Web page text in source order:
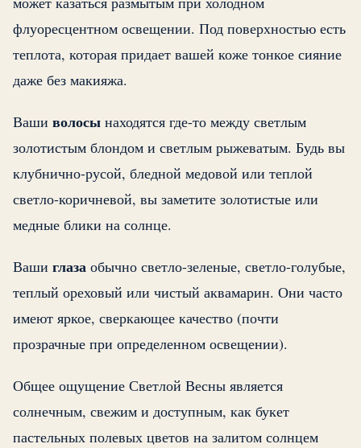
флуоресцентном освещении. Под поверхностью есть
теплота, которая придает вашей коже тонкое сияние
даже без макияжа.
Ваши волосы находятся где-то между светлым
золотистым блондом и светлым рыжеватым. Будь вы
клубнично-русой, бледной медовой или теплой
светло-коричневой, вы заметите золотистые или
медные блики на солнце.
Ваши глаза обычно светло-зеленые, светло-голубые,
теплый ореховый или чистый аквамарин. Они часто
имеют яркое, сверкающее качество (почти
прозрачные при определенном освещении).
Общее ощущение Светлой Весны является
солнечным, свежим и доступным, как букет
пастельных полевых цветов на залитом солнцем